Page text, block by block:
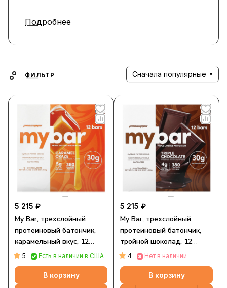
Подробнее
ФИЛЬТР Сначала популярные
5 215 ₽
My Bar, трехслойный
протеиновый батончик,
карамельный вкус, 12
батончиков по 88 г (3,1
унции)
5 Есть в наличии в США
В корзину
5 215 ₽
My Bar, трехслойный
протеиновый батончик,
тройной шоколад, 12
батончиков по 88 г (3,1
унции)
4 Нет в наличии
В корзину